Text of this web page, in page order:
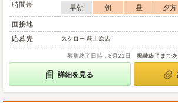
時間帯
早朝 朝 昼 夕方
面接地
応募先
スシロー 萩土原店
募集終了日時：8月21日 掲載終了まで
詳細を見る